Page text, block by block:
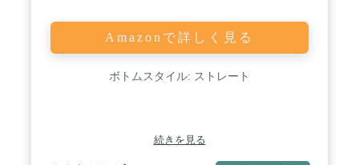
Amazonで詳しく見る
ボトムスタイル: ストレート
続きを見る